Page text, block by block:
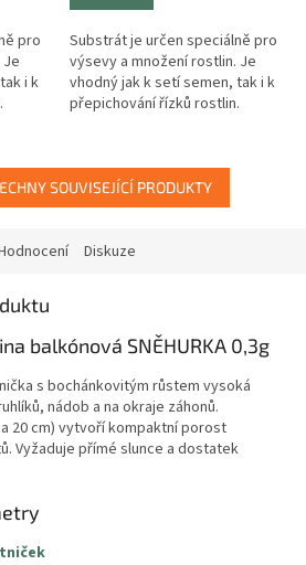
pro
i k
Substrát je určen speciálně pro
výsevy a množení rostlin. Je
vhodný jak k setí semen, tak i k
přepichování řízků rostlin.
SOUVISEJÍCÍ PRODUKTY
Diskuze
balkónová SNĚHURKA 0,3g
s bochánkovitým růstem vysoká
nádob a na okraje záhonů.
20 cm) vytvoří kompaktní porost
Vyžaduje přímé slunce a dostatek